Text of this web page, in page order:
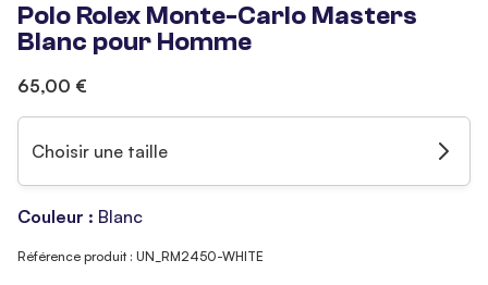
Polo Rolex Monte-Carlo Masters
Blanc pour Homme
65,00 €
Choisir une taille
Couleur : Blanc
Référence produit : UN_RM2450-WHITE